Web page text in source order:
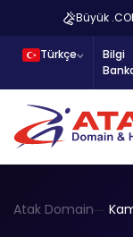
Büyük
Türkçe
Bilgi
Atak Domain